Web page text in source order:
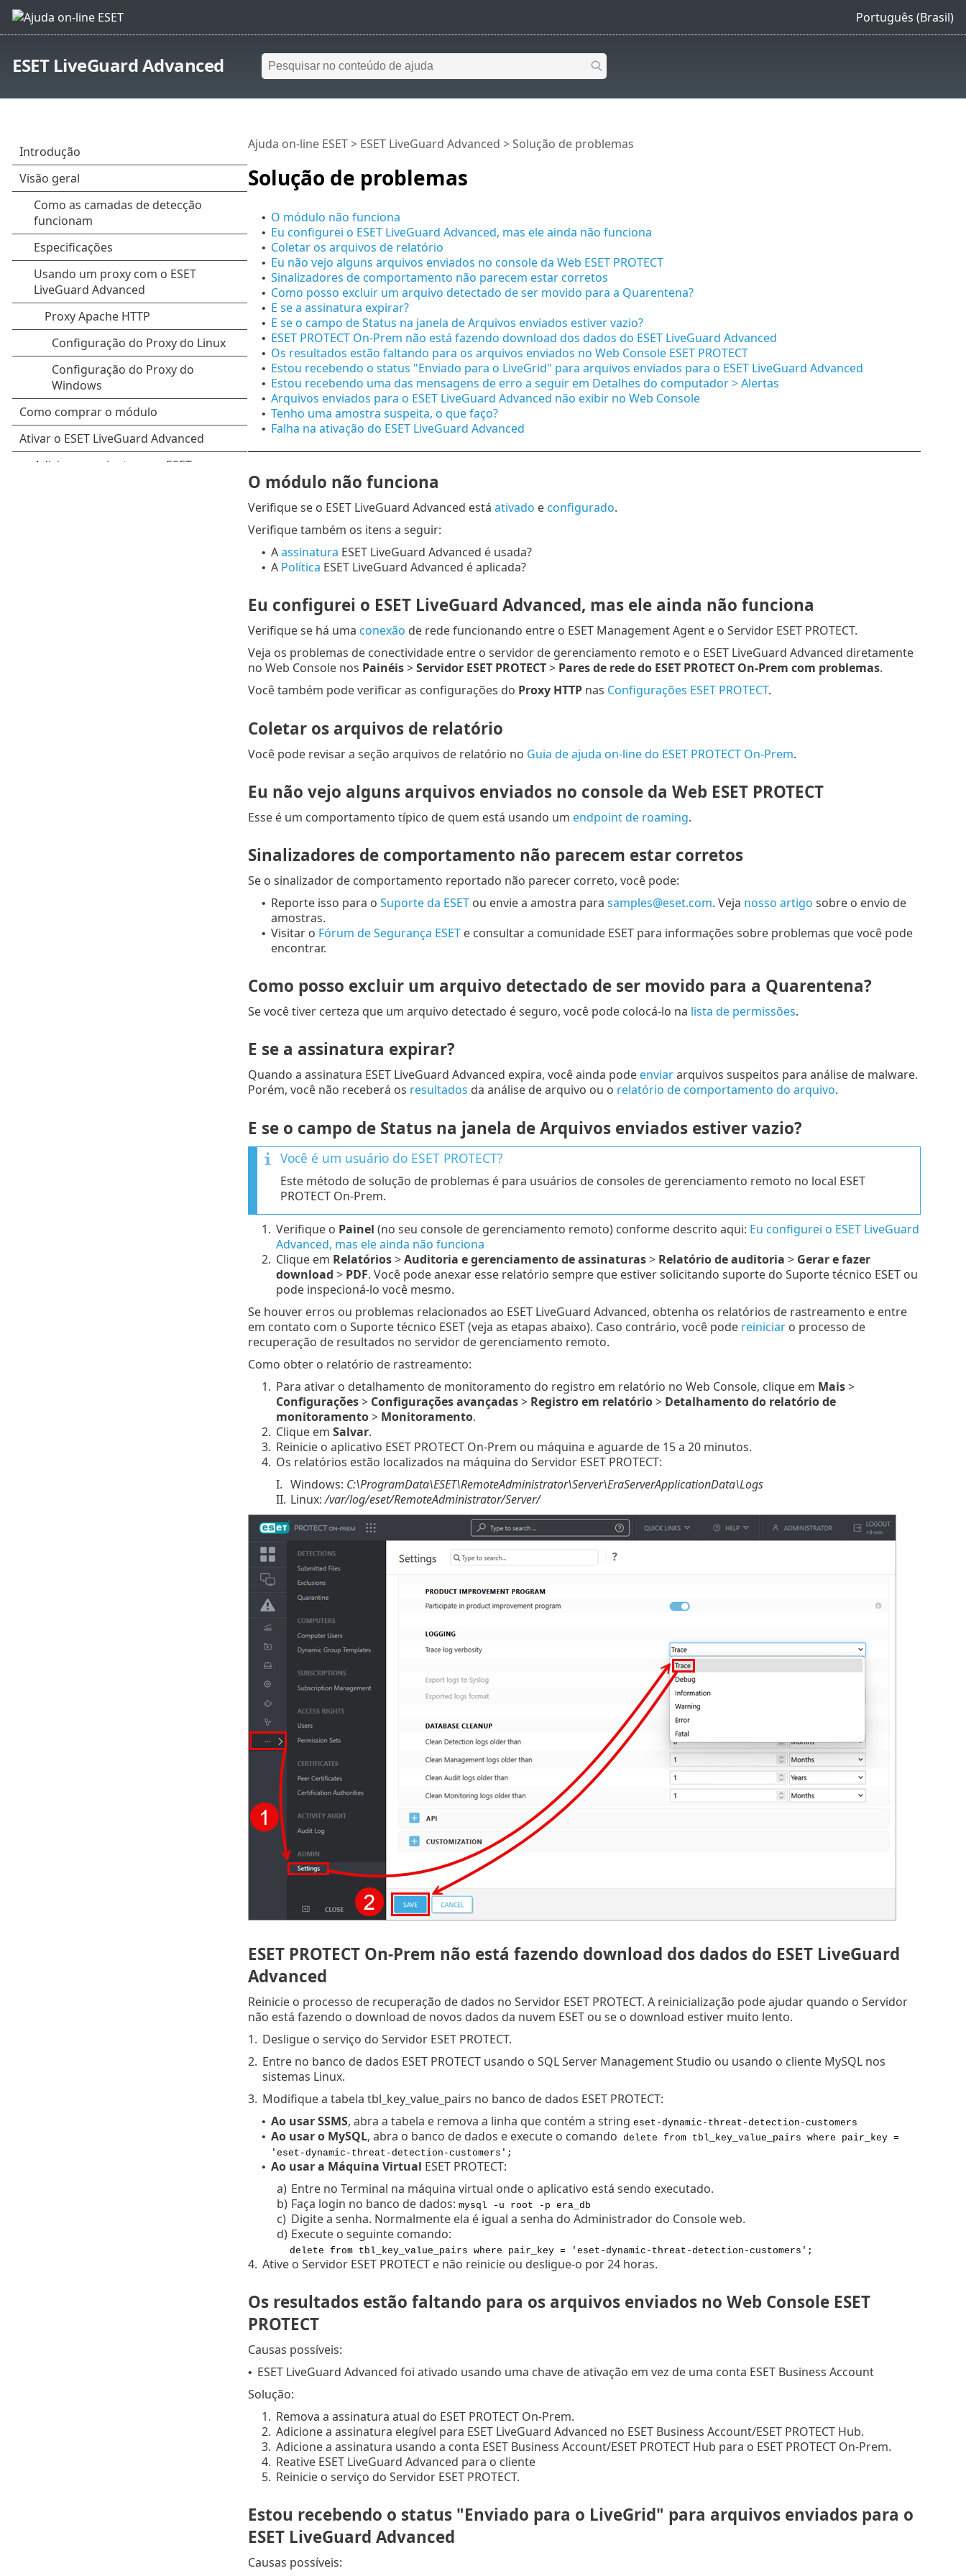
Português (Brasil)
ESET LiveGuard Advanced
Solução de problemas
Ajuda on-line ESET> ESET LiveGuard Advanced >Solução de problemas
• O módulo não funciona
• Eu configurei o ESET LiveGuard Advanced, mas ele ainda não funciona
• Coletar os arquivos de relatório
• Eu não vejo alguns arquivos enviados no console da Web ESET PROTECT
• Sinalizadores de comportamento não parecem estar corretos
• Como posso excluir um arquivo detectado de ser movido para a Quarentena?
• E se a assinatura expirar?
• E se o campo de Status na janela de Arquivos enviados estiver vazio?
• ESET PROTECT On-Prem não está fazendo download dos dados do ESET LiveGuard Advanced
• Os resultados estão faltando para os arquivos enviados no Web Console ESET PROTECT
• Estou recebendo o status "Enviado para o LiveGrid" para arquivos enviados para o ESET LiveGuard Advanced
• Estou recebendo uma das mensagens de erro a seguir em Detalhes do computador > Alertas
• Arquivos enviados para o ESET LiveGuard Advanced não exibir no Web Console
• Tenho uma amostra suspeita, o que faço?
• Falha na ativação do ESET LiveGuard Advanced
O módulo não funciona
Verifique se o ESET LiveGuard Advanced está ativado econfigurado.
Verifique também os itens a seguir:
• Aassinatura ESET LiveGuard Advanced é usada?
• A Política ESET LiveGuard Advanced é aplicada?
Eu configurei o ESET LiveGuard Advanced, mas ele ainda não funciona
Verifique se há uma conexão de rede funcionando entre o ESET Management Agent e o Servidor ESET PROTECT.
Veja os problemas de conectividade entre o servidor de gerenciamento remoto e o ESET LiveGuard Advanced diretamente
no Web Console nos Painéis>Servidor ESET PROTECT> Pares de rede do ESET PROTECT On-Prem com problemas.
Você também pode verificar as configurações do Proxy HTTPnas Configurações ESET PROTECT.
Coletar os arquivos de relatório
Você pode revisar a seção arquivos de relatório no Guia de ajuda on-line do ESET PROTECT On-Prem.
Eu não vejo alguns arquivos enviados no console da Web ESET PROTECT
Esse é um comportamento típico de quem está usando um endpoint de roaming.
Sinalizadores de comportamento não parecem estar corretos
Se o sinalizador de comportamento reportado não parecer correto, você pode:
• Reporte isso para o Suporte da ESETou envie a amostra para samples@eset.com. Veja nosso artigo sobre o envio de
amostras.
• Visitar o Fórum de Segurança ESETe consultar a comunidade ESET para informações sobre problemas que você pode
encontrar.
Como posso excluir um arquivo detectado de ser movido para a Quarentena?
Se você tiver certeza que um arquivo detectado é seguro, você pode colocá-lo na lista de permissões.
E se a assinatura expirar?
Quando a assinatura ESET LiveGuard Advanced expira, você ainda podeenviararquivos suspeitos para análise de malware.
Porém, você não receberá os resultados da análise de arquivo ou o relatório de comportamento do arquivo.
E se o campo de Status na janela de Arquivos enviados estiver vazio?
Você é um usuário do ESET PROTECT?
Este método de solução de problemas é para usuários de consoles de gerenciamento remoto no local ESET
PROTECT On-Prem.
1. Verifique o Painel (no seu console de gerenciamento remoto) conforme descrito aqui: Eu configurei o ESET LiveGuard
Advanced, mas ele ainda não funciona
2. Clique em Relatórios>Auditoria e gerenciamento de assinaturas> Relatório de auditoria > Gerar e fazer
download > PDF. Você pode anexar esse relatório sempre que estiver solicitando suporte do Suporte técnico ESET ou
pode inspecioná-lo você mesmo.
Se houver erros ou problemas relacionados ao ESET LiveGuard Advanced, obtenha os relatórios de rastreamento e entre
em contato com o Suporte técnico ESET (veja as etapas abaixo). Caso contrário, você pode reiniciaro processo de
recuperação de resultados no servidor de gerenciamento remoto.
Como obter o relatório de rastreamento:
1. Para ativar o detalhamento de monitoramento do registro em relatório no Web Console, clique em Mais>
Configurações> Configurações avançadas> Registro em relatório> Detalhamento do relatório de
monitoramento> Monitoramento.
2. Clique em Salvar.
3. Reinicie o aplicativo ESET PROTECT On-Prem ou máquina e aguarde de 15 a 20 minutos.
4. Os relatórios estão localizados na máquina do Servidor ESET PROTECT:
I. Windows: C:\ProgramData\ESET\RemoteAdministrator\Server\EraServerApplicationData\Logs
II. Linux:/var/log/eset/RemoteAdministrator/Server/
ESET PROTECT On-Prem não está fazendo download dos dados do ESET LiveGuard
Advanced
Reinicie o processo de recuperação de dados no Servidor ESET PROTECT. A reinicialização pode ajudar quando o Servidor
não está fazendo o download de novos dados da nuvem ESET ou se o download estiver muito lento.
1. Desligue o serviço do Servidor ESET PROTECT.
2. Entre no banco de dados ESET PROTECT usando o SQL Server Management Studio ou usando o cliente MySQL nos
sistemas Linux.
3. Modifique a tabela tbl_key_value_pairs no banco de dados ESET PROTECT:
• Ao usar SSMS, abra a tabela e remova a linha que contém a string eset-dynamic-threat-detection-customers
• Ao usar o MySQL, abra o banco de dados e execute o comando delete from tbl_key_value_pairs where pair_key =
'eset-dynamic-threat-detection-customers';
• Ao usar a Máquina Virtual ESET PROTECT:
a) Entre no Terminal na máquina virtual onde o aplicativo está sendo executado.
b) Faça login no banco de dados: mysql -u root -p era_db
c) Digite a senha. Normalmente ela é igual a senha do Administrador do Console web.
d) Execute o seguinte comando:
delete from tbl_key_value_pairs where pair_key = 'eset-dynamic-threat-detection-customers';
4. Ative o Servidor ESET PROTECT e não reinicie ou desligue-o por 24 horas.
Os resultados estão faltando para os arquivos enviados no Web Console ESET
PROTECT
Causas possíveis:
• ESET LiveGuard Advanced foi ativado usando uma chave de ativação em vez de uma conta ESET Business Account
Solução:
1. Remova a assinatura atual do ESET PROTECT On-Prem.
2. Adicione a assinatura elegível para ESET LiveGuard Advanced no ESET Business Account/ESET PROTECT Hub.
3. Adicione a assinatura usando a conta ESET Business Account/ESET PROTECT Hub para o ESET PROTECT On-Prem.
4. Reative ESET LiveGuard Advanced para o cliente
5. Reinicie o serviço do Servidor ESET PROTECT.
Estou recebendo o status "Enviado para o LiveGrid" para arquivos enviados para o
ESET LiveGuard Advanced
Causas possíveis: